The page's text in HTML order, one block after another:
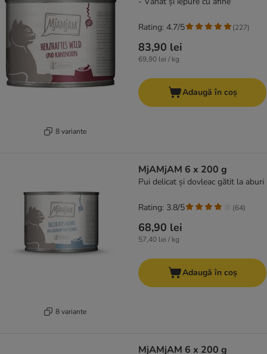
8 variante
83,90 lei
69,90 lei / kg
Rating: 4.7/5 (227)
Adaugă în coș
8 variante
MjAMjAM 6 x 200 g
Pui delicat și dovleac gătit la aburi
68,90 lei
57,40 lei / kg
Rating: 3.8/5 (64)
Adaugă în coș
MjAMjAM 6 x 200 g